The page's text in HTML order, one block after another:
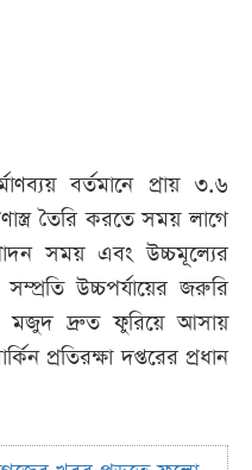
বর্তমানে প্রায় ৩.৬
তৈরি করতে সময় লাগে
সময় এবং উচ্চমূল্যের
উচ্চপর্যায়ের জরুরি
মজুদ দ্রুত ফুরিয়ে আসায়
প্রতিরক্ষা দপ্তরের প্রধান